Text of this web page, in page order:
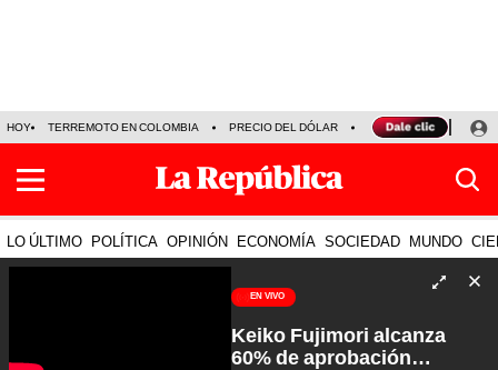
HOY TERREMOTO EN COLOMBIA PRECIO DEL DÓLAR KEIKO FUJIMORI
LO ÚLTIMO POLÍTICA OPINIÓN ECONOMÍA SOCIEDAD MUNDO
EN VIVO
Keiko Fujimori alcanza
60% de aprobación